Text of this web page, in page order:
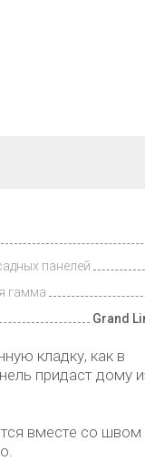
панелей
гамма
Grand
кладку, как в
придаст дому
вместе со швом